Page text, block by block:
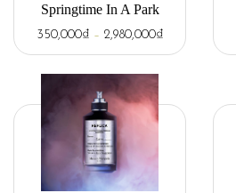
Springtime In A Park
350,000₫ – 2,980,000₫